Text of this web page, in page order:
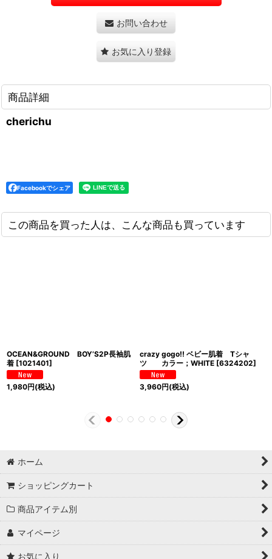
お問い合わせ
お気に入り登録
商品詳細
cherichu
Facebookでシェア
この商品を買った人は、こんな商品も買っています
OCEAN&GROUND BOY’S2P長袖肌
着 [1021401]
1,980円(税込)
crazy gogo!! ベビー肌着 Tシャ
ツ カラー；WHITE [6324202]
3,960円(税込)
ホーム
ショッピングカート
商品アイテム別
マイページ
お気に入り